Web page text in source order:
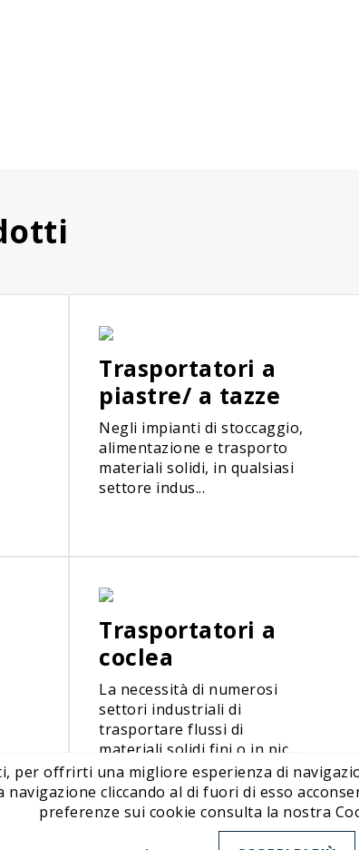
Trasportatori a
piastre/ a tazze
Negli impianti di stoccaggio,
alimentazione e trasporto
materiali solidi, in qualsiasi
settore indus...
Trasportatori a
coclea
La necessità di numerosi
settori industriali di
trasportare flussi di
materiali solidi fini o in pic...
per offrirti una migliore esperienza di
cliccando al di fuori di esso
preferenze sui cookie consulta la nostra